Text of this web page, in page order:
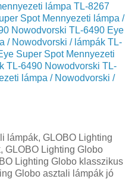
lámpa TL-8267
Spot Mennyezeti lámpa /
Nowodvorski TL-6490 Eye
/ Nowodvorski / lámpák TL-
Super Spot Mennyezeti
TL-6490 Nowodvorski TL-
lámpa / Nowodvorski /
lámpák, GLOBO Lighting
GLOBO Lighting Globo
Lighting Globo klasszikus
Globo asztali lámpák jó